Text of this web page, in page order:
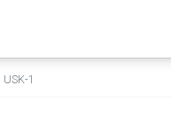
USK-1